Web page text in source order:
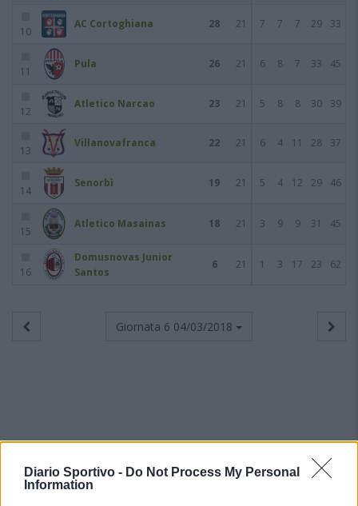
Diario Sportivo - Do Not Process My Personal
Information
10
AC Cortoghiana 28 21 7 7 7 29 33
11
Pula 26 21 6 8 7 33 45
12
Atletico Narcao 23 21 5 8 8 30 39
13
Villanovafranca 22 21 6 4 11 28 37
14
Senorbì 19 21 5 4 12 29 46
15
Atletico Masainas 18 21 3 9 9 31 45
16
Domusnovas Junior
Santos
6 21 1 3 17 23 62
Giornata 6 04/03/2018